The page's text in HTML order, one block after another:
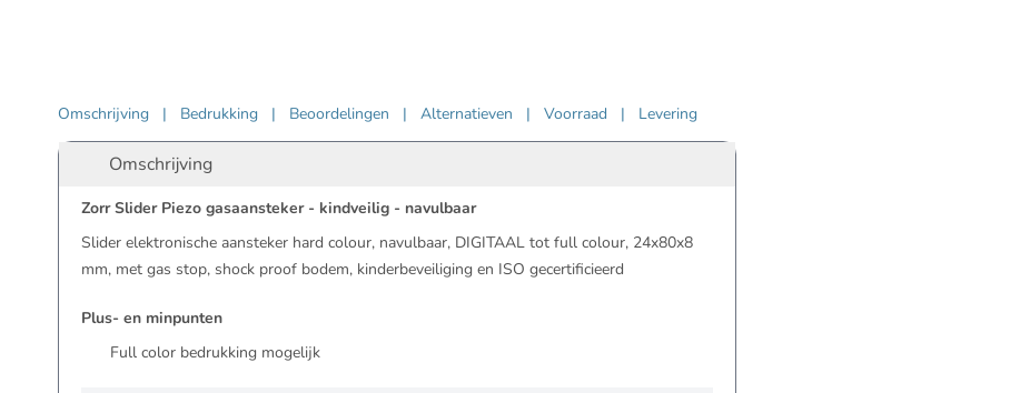
Omschrijving | Bedrukking | Beoordelingen | Alternatieven | Voorraad | Levering
Omschrijving
Zorr Slider Piezo gasaansteker - kindveilig - navulbaar
Slider elektronische aansteker hard colour, navulbaar, DIGITAAL tot full colour, 24x80x8
mm, met gas stop, shock proof bodem, kinderbeveiliging en ISO gecertificieerd
Plus- en minpunten
Full color bedrukking mogelijk